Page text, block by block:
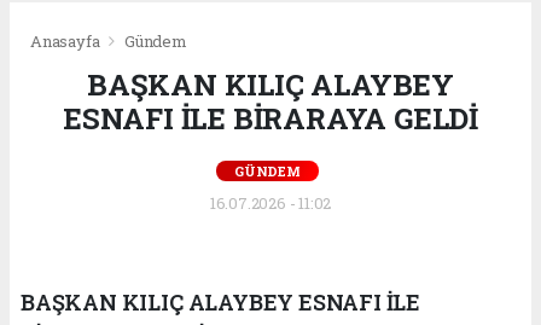
Anasayfa Gündem
BAŞKAN KILIÇ ALAYBEY
ESNAFI İLE BİRARAYA GELDİ
GÜNDEM
16.07.2026 - 11:02
BAŞKAN KILIÇ ALAYBEY ESNAFI İLE